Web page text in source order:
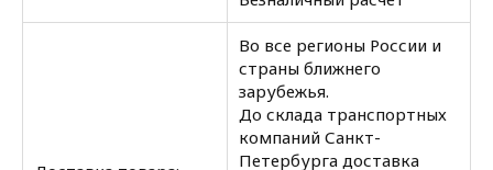
Во все регионы России и
страны ближнего
зарубежья.
До склада транспортных
компаний Санкт-
Петербурга доставка